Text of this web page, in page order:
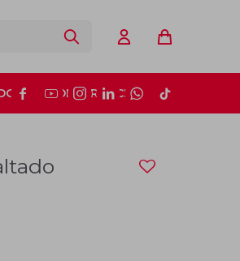
CONSTRUCCIÓN
     